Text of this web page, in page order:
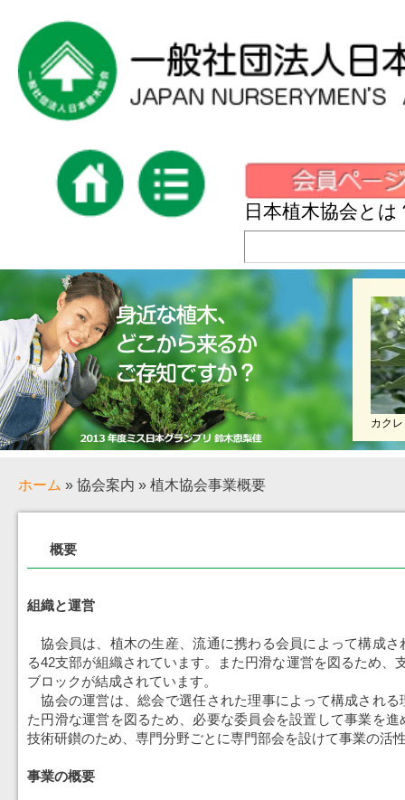
日本植木協会とは
カク
ホーム » 協会案内 » 植木協会事業概要
概要
組織と運営
協会員は、植木の生産、流通に携わる会員によって構成さ
る42支部が組織されています。また円滑な運営を図るため、
ブロックが結成されています。
協会の運営は、総会で選任された理事によって構成される
た円滑な運営を図るため、必要な委員会を設置して事業を
技術研鑚のため、専門分野ごとに専門部会を設けて事業の活
事業の概要